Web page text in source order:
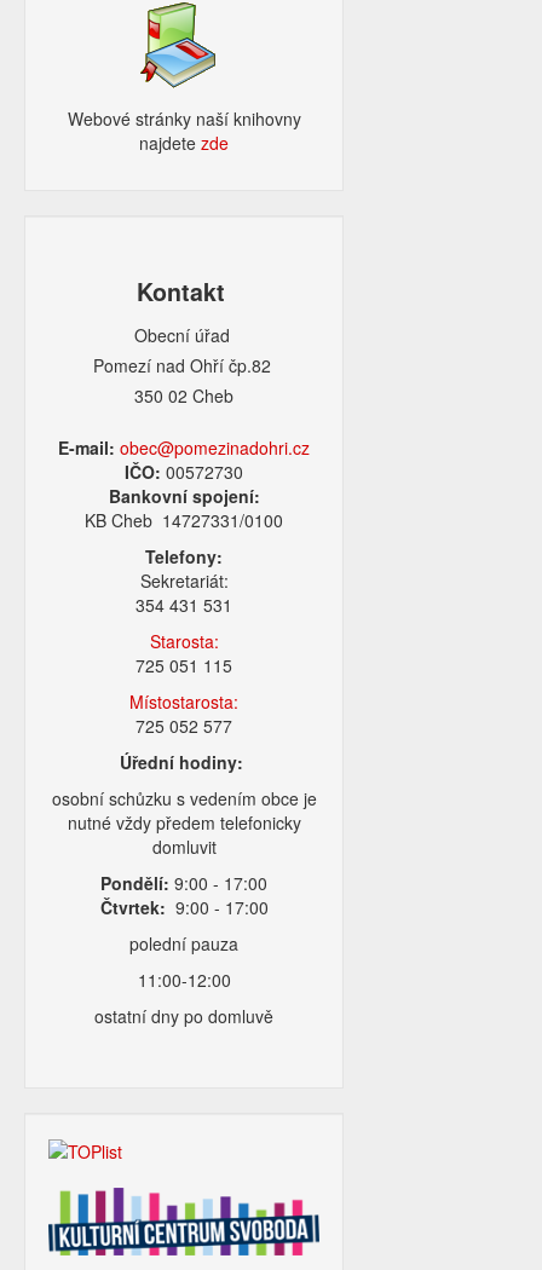
Webové stránky naší knihovny
najdetezde​
Kontakt
Obecní úřad
Pomezí nad Ohří čp.82
350 02 Cheb
E-mail: obec@pomezinadohri.cz
IČO:00572730
Bankovní spojení:
KB Cheb 14727331/0100
Telefony:
Sekretariát:
354 431 531
Starosta:
725 051 115
Místostarosta:
725 052 577
Úřední hodiny:
osobní schůzku s vedením obce je
nutné vždy předem telefonicky
domluvit
Pondělí: 9:00 - 17:00
Čtvrtek: 9:00 - 17:00
polední pauza
11:00-12:00
ostatní dny po domluvě